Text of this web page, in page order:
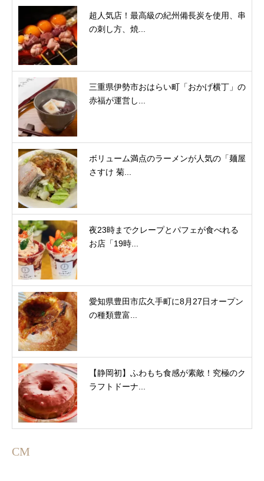
超人気店！最高級の紀州備長炭を使用、串
の刺し方、焼...
三重県伊勢市おはらい町「おかげ横丁」の
赤福が運営し...
ボリューム満点のラーメンが人気の「麺屋
さすけ 菊...
夜23時までクレープとパフェが食べれる
お店「19時...
愛知県豊田市広久手町に8月27日オープン
の種類豊富...
【静岡初】ふわもち食感が素敵！究極のク
ラフトドーナ...
CM